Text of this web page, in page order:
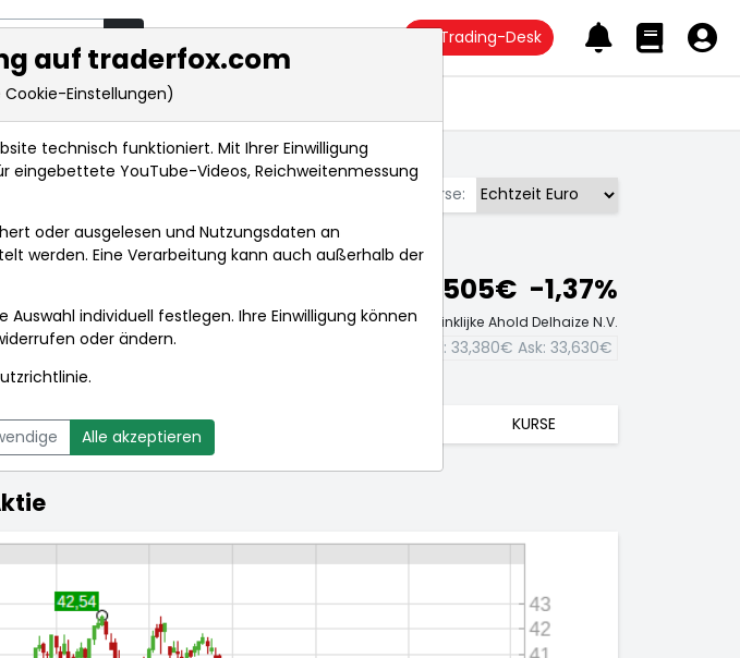
Trading-Desk
Realtimekurse Nachrichten
Börse:
33,505€ -1,37%
Echtzeit-Aktienkurs Koninklijke Ahold Delhaize N.V.
Bid: 33,380€ Ask: 33,630€
CHARTTOOL KURSE
auf traderfox.com
Einstellungen)
technisch funktioniert. Mit Ihrer Einwilligung
eingebettete YouTube-Videos, Reichweitenmessung
oder ausgelesen und Nutzungsdaten an
werden. Eine Verarbeitung kann auch außerhalb der
individuell festlegen. Ihre Einwilligung können
oder ändern.
.
Alle akzeptieren